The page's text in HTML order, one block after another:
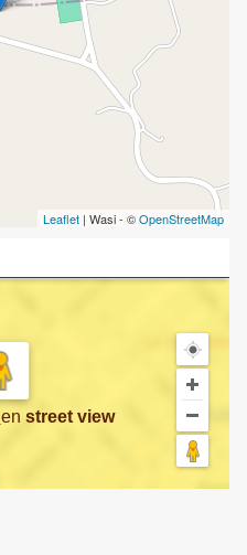
Leaflet | Wasi - ©OpenStreetMap
en street view